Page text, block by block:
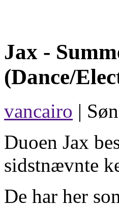
Jax -
(Dance/
vancairo |
Duoen Jax
sidstnævnte
De har her